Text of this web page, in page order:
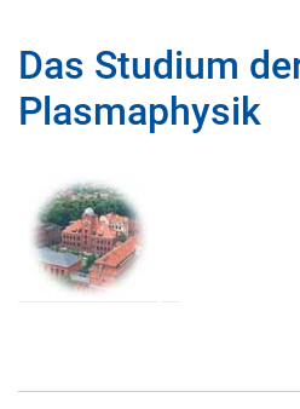
Das Studium
Plasmaphysik